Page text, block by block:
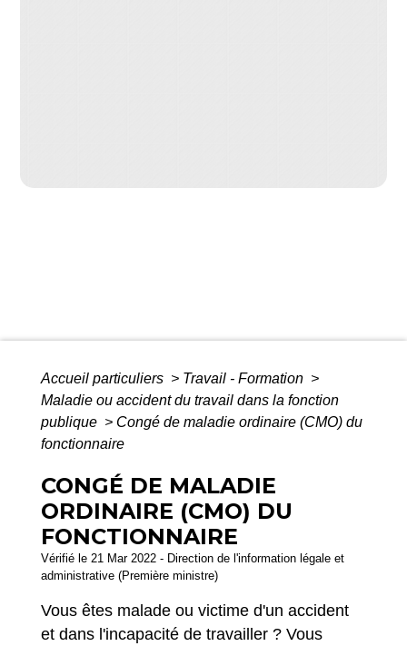
Accueil particuliers > Travail - Formation >
Maladie ou accident du travail dans la fonction
publique > Congé de maladie ordinaire (CMO) du
fonctionnaire
CONGÉ DE MALADIE
ORDINAIRE (CMO) DU
FONCTIONNAIRE
Vérifié le 21 Mar 2022 - Direction de l'information légale et
administrative (Première ministre)
Vous êtes malade ou victime d'un accident
et dans l'incapacité de travailler ? Vous